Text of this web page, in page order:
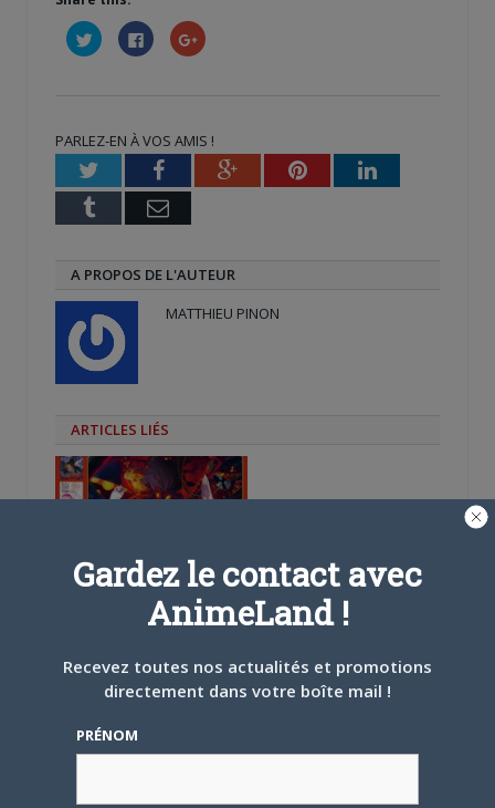
Cliquez
pour
partager
nouvelle
fenêtre)
Cliquez
pour
partager
fenêtre)
Cliquez
pour
nouvelle
fenêtre)
PARLEZ-EN À VOS AMIS !
TwitterFacebookGoogle+PinterestLinkedIn
Tumblr Email
A PROPOS DE L'AUTEUR
MATTHIEU PINON
ARTICLES LIÉS
5 AOÛT 2026 0
L’AnimeLand Hors-Série
– Spécial Posters est
Gardez le contact avec
AnimeLand !
Recevez toutes nos actualités et promotions
directement dans votre boîte mail !
PRÉNOM